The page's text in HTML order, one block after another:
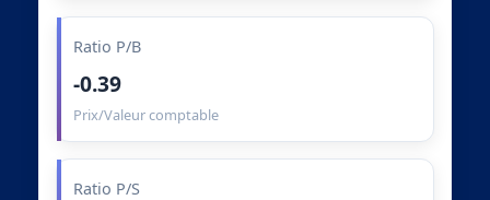
Ratio P/B
-0.39
Prix/Valeur comptable
Ratio P/S